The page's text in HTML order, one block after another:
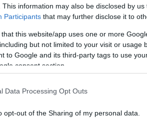
This information may also be disclosed by
Participants that may further disclose it to
that this website/app uses one or more
but not limited to your visit or usage
to Google and its third-party tags to use
consent section.
Data Processing Opt Outs
opt-out of the Sharing of my personal data.
elnöke
tolmácsolva
Péterfy úgy formálja meg, hogy
- mondta az